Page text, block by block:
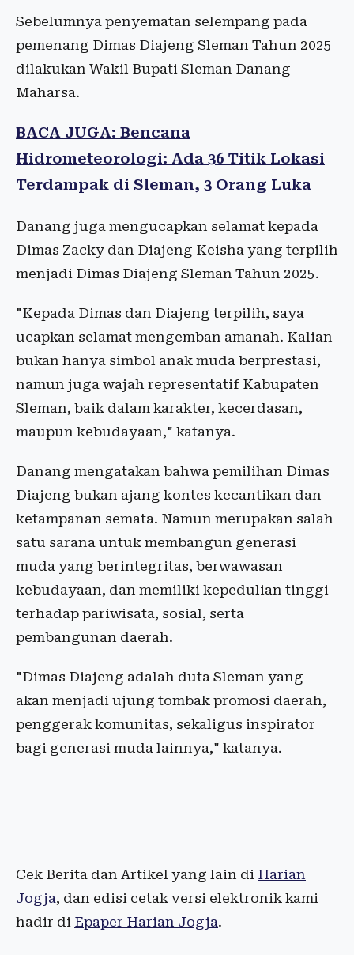
Sebelumnya penyematan selempang pada
pemenang Dimas Diajeng Sleman Tahun 2025
dilakukan Wakil Bupati Sleman Danang
Maharsa.
BACA JUGA: Bencana
Hidrometeorologi: Ada 36 Titik Lokasi
Terdampak di Sleman, 3 Orang Luka
Danang juga mengucapkan selamat kepada
Dimas Zacky dan Diajeng Keisha yang terpilih
menjadi Dimas Diajeng Sleman Tahun 2025.
"Kepada Dimas dan Diajeng terpilih, saya
ucapkan selamat mengemban amanah. Kalian
bukan hanya simbol anak muda berprestasi,
namun juga wajah representatif Kabupaten
Sleman, baik dalam karakter, kecerdasan,
maupun kebudayaan," katanya.
Danang mengatakan bahwa pemilihan Dimas
Diajeng bukan ajang kontes kecantikan dan
ketampanan semata. Namun merupakan salah
satu sarana untuk membangun generasi
muda yang berintegritas, berwawasan
kebudayaan, dan memiliki kepedulian tinggi
terhadap pariwisata, sosial, serta
pembangunan daerah.
"Dimas Diajeng adalah duta Sleman yang
akan menjadi ujung tombak promosi daerah,
penggerak komunitas, sekaligus inspirator
bagi generasi muda lainnya," katanya.
Cek Berita dan Artikel yang lain di Harian
Jogja, dan edisi cetak versi elektronik kami
hadir di Epaper Harian Jogja.